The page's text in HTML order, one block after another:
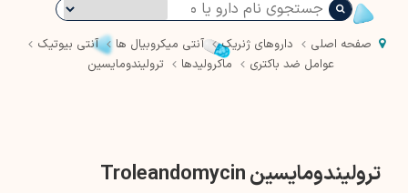
صفحه اصلی داروهای ژنریک آنتی میکروبیال ها
آنتی بیوتیک
عوامل ضد باکتری
ماکرولیدها ترولیندومایسین
ترولیندومایسین Troleandomycin